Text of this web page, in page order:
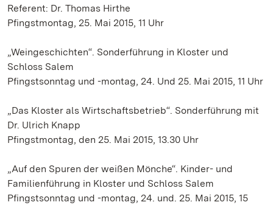
Referent: Dr. Thomas Hirthe
Pfingstmontag, 25. Mai 2015, 11 Uhr
„Weingeschichten“. Sonderführung in Kloster und
Schloss Salem
Pfingstsonntag und -montag, 24. Und 25. Mai 2015, 11 Uhr
„Das Kloster als Wirtschaftsbetrieb“. Sonderführung mit
Dr. Ulrich Knapp
Pfingstmontag, den 25. Mai 2015, 13.30 Uhr
„Auf den Spuren der weißen Mönche“. Kinder- und
Familienführung in Kloster und Schloss Salem
Pfingstsonntag und -montag, 24. und. 25. Mai 2015, 15